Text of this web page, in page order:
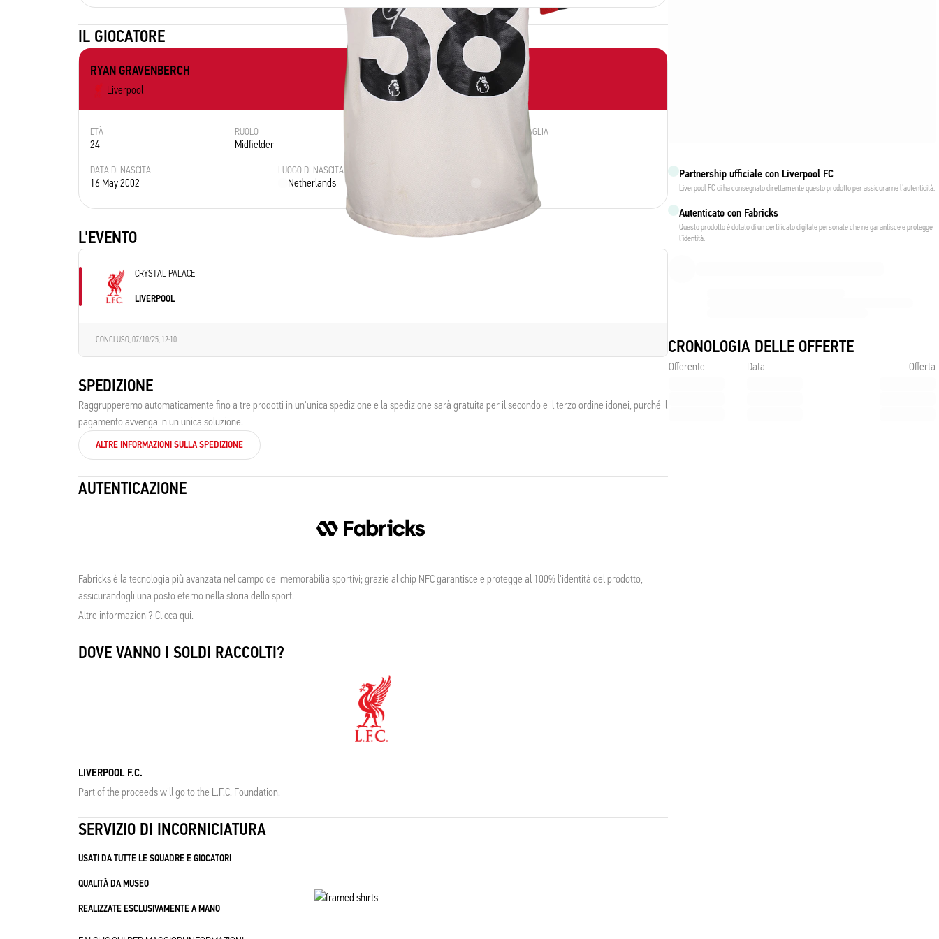
IL GIOCATORE
RYAN GRAVENBERCH
Liverpool
ETÀ
24
RUOLO
Midfielder
TAGLIA
DATA DI NASCITA
16 May 2002
LUOGO DI NASCITA
Netherlands
L'EVENTO
CRYSTAL PALACE
LIVERPOOL
CONCLUSO,07/10/25, 12:10
SPEDIZIONE
Raggrupperemo automaticamente fino a tre prodotti in un'unica spedizione e la spedizione sarà gratuita per il secondo e il terzo ordine idonei, purché il
pagamento avvenga in un'unica soluzione.
ALTRE INFORMAZIONI SULLA SPEDIZIONE
AUTENTICAZIONE
Fabricks è la tecnologia più avanzata nel campo dei memorabilia sportivi; grazie al chip NFC garantisce e protegge al 100% l'identità del prodotto,
assicurandogli una posto eterno nella storia dello sport.
Altre informazioni? Clicca qui.
DOVE VANNO I SOLDI RACCOLTI?
LIVERPOOL F.C.
Part of the proceeds will go to the L.F.C. Foundation.
SERVIZIO DI INCORNICIATURA
USATI DA TUTTE LE SQUADRE E GIOCATORI
QUALITÀ DA MUSEO
REALIZZATE ESCLUSIVAMENTE A MANO
Partnership ufficiale con Liverpool FC
Liverpool FC ci ha consegnato direttamente questo prodotto per assicurarne l'autenticità.
Autenticato con Fabricks
Questo prodotto è dotato di un certificato digitale personale che ne garantisce e protegge
l'identità.
CRONOLOGIA DELLE OFFERTE
Offerente Data Offerta